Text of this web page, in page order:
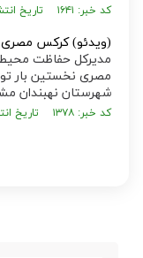
کد خبر: ۱۶۴۱ تاریخ انتشار : ۱۴۰۳/۰۵/۲۲
(ویدئو) کرکس مصری
مدیرکل حفاظت
مصری نخستین بار
شهرستان نهبندان
کد خبر: ۱۳۷۸ تاریخ انتشار : ۱۴۰۳/۰۴/۰۳